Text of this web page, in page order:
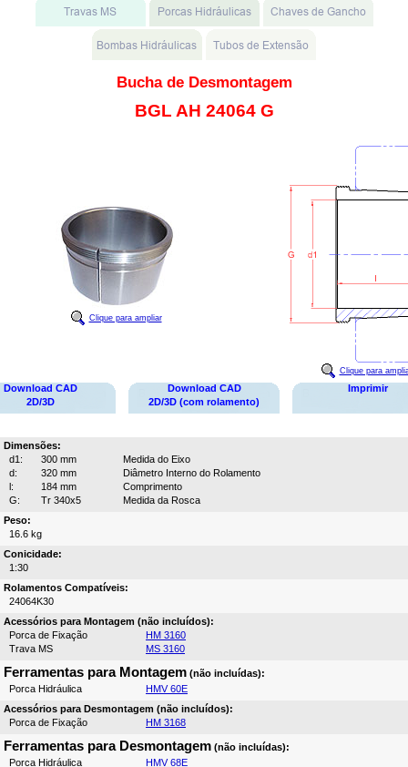
Bucha de Desmontagem
BGL AH 24064 G
Clique para ampliar
Clique para
Download CAD
2D/3D
Download CAD
2D/3D (com rolamento)
Imprimir
Dimensões:
d1:
300 mm
Medida do Eixo
d:
320 mm
Diâmetro Interno do Rolamento
l:
184 mm
Comprimento
G:
Tr 340x5
Medida da Rosca
Peso:
16.6 kg
Conicidade:
1:30
Rolamentos Compatíveis:
24064K30
Acessórios para Montagem (não incluídos):
Porca de Fixação
HM 3160
Trava MS
MS 3160
Ferramentas para Montagem (não incluídas):
Porca Hidráulica
HMV 60E
Acessórios para Desmontagem (não incluídos):
Porca de Fixação
HM 3168
Ferramentas para Desmontagem (não incluídas):
Porca Hidráulica
HMV 68E